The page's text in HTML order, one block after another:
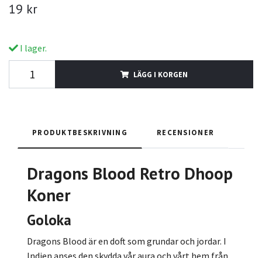
19 kr
I lager.
LÄGG I KORGEN
PRODUKTBESKRIVNING RECENSIONER
Dragons Blood Retro Dhoop
Koner
Goloka
Dragons Blood är en doft som grundar och jordar. I
Indien anses den skydda vår aura och vårt hem från